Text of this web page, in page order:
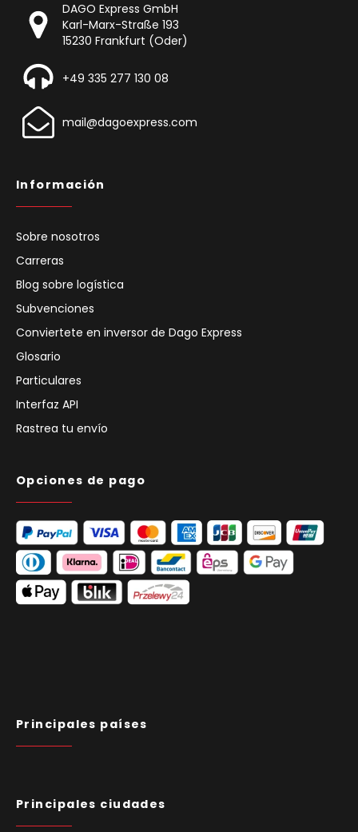
DAGO Express GmbH
Karl-Marx-Straße 193
15230 Frankfurt (Oder)
+49 335 277 130 08
mail@dagoexpress.com
Información
Sobre nosotros
Carreras
Blog sobre logística
Subvenciones
Conviertete en inversor de Dago Express
Glosario
Particulares
Interfaz API
Rastrea tu envío
Opciones de pago
Principales países
Principales ciudades